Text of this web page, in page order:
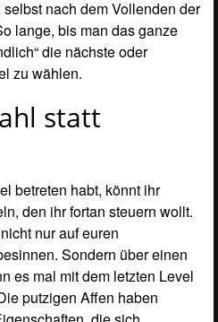
als hilfreich, als auch als
Zwar sind die
doch könnte
Kugel, die etwas stärkere
Leider werden
in der spieleigenen
die Eigenschaften verraten.
uhr mit einem Affen mal
zwar etwas
doch lernt man so auch alle
kennen und wird mit ein
also mal ein kleiner
Rollen bringen könnt: